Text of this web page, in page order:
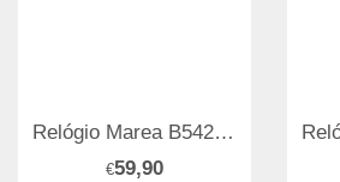
Relógio Marea B54233/7
€59,90